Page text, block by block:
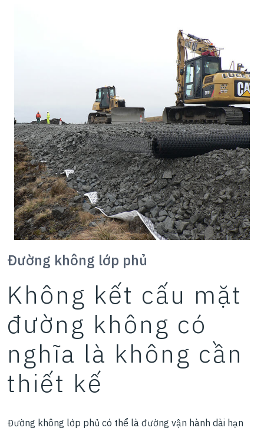
Đường không lớp phủ
Không kết cấu mặt
đường không có
nghĩa là không cần
thiết kế
Đường không lớp phủ có thể là đường vận hành dài hạn